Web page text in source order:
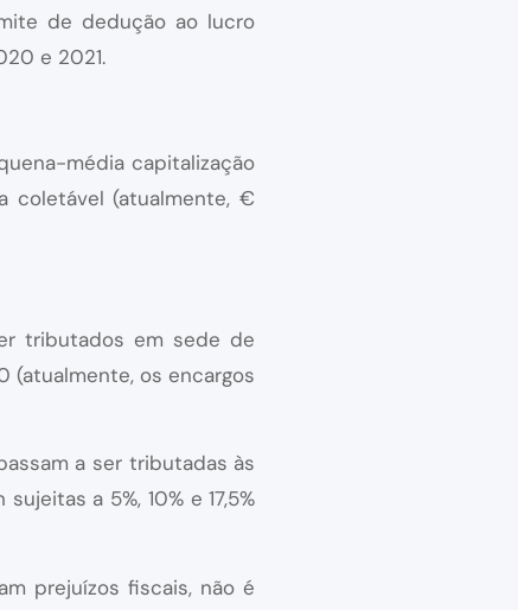
de dedução ao lucro
e 2021.
média capitalização
coletável (atualmente, €
tributados em sede de
(atualmente, os encargos
a ser tributadas às
a 5%, 10% e 17,5%
prejuízos fiscais, não é